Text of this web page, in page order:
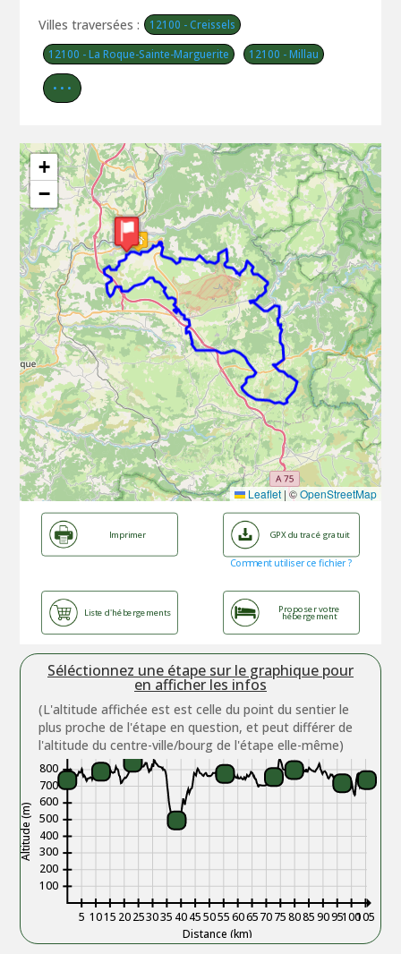
Villes traversées : 12100 - Creissels
12100 - La Roque-Sainte-Marguerite 12100 - Millau
• • •
+
−
Leaflet |©OpenStreetMap
Imprimer GPX du tracé gratuit
Comment utiliser ce fichier ?
Liste d'hébergements Proposer votre
hébergement
Séléctionnez une étape sur le graphique pour
en afficher les infos
(L'altitude affichée est est celle du point du sentier le
plus proche de l'étape en question, et peut différer de
l'altitude du centre-ville/bourg de l'étape elle-même)
Distance (km)
Altitude (m)
5 1015 20253035 404550556065707580859095100105
100
200
300
400
500
600
700
800